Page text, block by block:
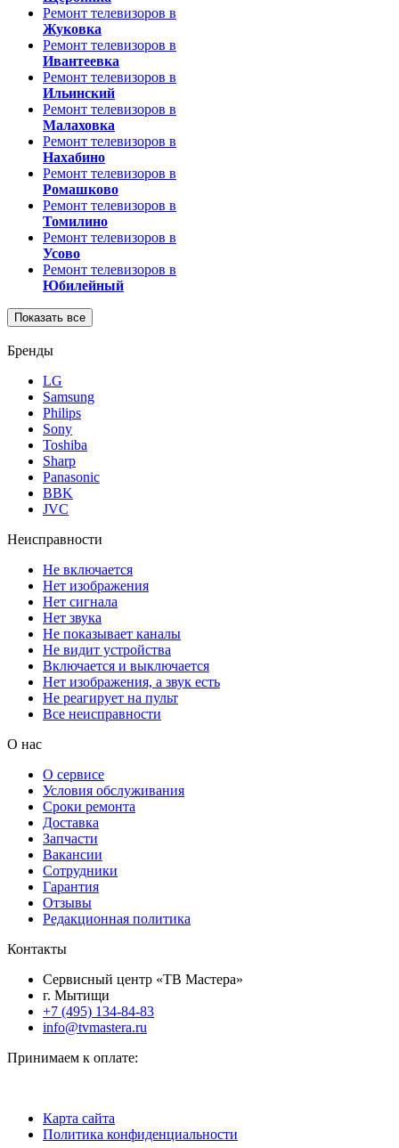
Ремонт телевизоров в
Жуковка
Ремонт телевизоров в
Ивантеевка
Ремонт телевизоров в
Ильинский
Ремонт телевизоров в
Малаховка
Ремонт телевизоров в
Нахабино
Ремонт телевизоров в
Ромашково
Ремонт телевизоров в
Томилино
Ремонт телевизоров в
Усово
Ремонт телевизоров в
Юбилейный
Показать все
Бренды
LG
Samsung
Philips
Sony
Toshiba
Sharp
Panasonic
BBK
JVC
Неисправности
Не включается
Нет изображения
Нет сигнала
Нет звука
Не показывает каналы
Не видит устройства
Включается и выключается
Нет изображения, а звук есть
Не реагирует на пульт
Все неисправности
О нас
О сервисе
Условия обслуживания
Сроки ремонта
Доставка
Запчасти
Вакансии
Сотрудники
Гарантия
Отзывы
Редакционная политика
Контакты
Сервисный центр «ТВ Мастера»
г. Мытищи
+7 (495) 134-84-83
info@tvmastera.ru
Принимаем к оплате:
Карта сайта
Политика конфиденциальности